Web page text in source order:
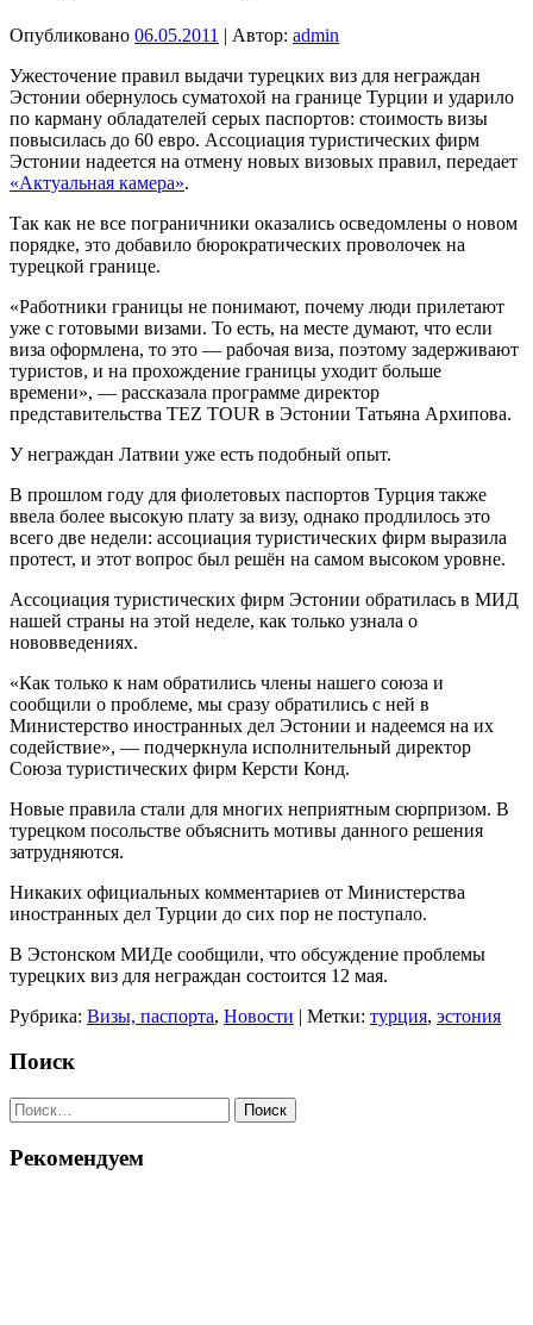
Опубликовано 06.05.2011 | Автор: admin
Ужесточение правил выдачи турецких виз для неграждан
Эстонии обернулось суматохой на границе Турции и ударило
по карману обладателей серых паспортов: стоимость визы
повысилась до 60 евро. Ассоциация туристических фирм
Эстонии надеется на отмену новых визовых правил, передает
«Актуальная камера».
Так как не все пограничники оказались осведомлены о новом
порядке, это добавило бюрократических проволочек на
турецкой границе.
«Работники границы не понимают, почему люди прилетают
уже с готовыми визами. То есть, на месте думают, что если
виза оформлена, то это — рабочая виза, поэтому задерживают
туристов, и на прохождение границы уходит больше
времени», — рассказала программе директор
представительства TEZ TOUR в Эстонии Татьяна Архипова.
У неграждан Латвии уже есть подобный опыт.
В прошлом году для фиолетовых паспортов Турция также
ввела более высокую плату за визу, однако продлилось это
всего две недели: ассоциация туристических фирм выразила
протест, и этот вопрос был решён на самом высоком уровне.
Ассоциация туристических фирм Эстонии обратилась в МИД
нашей страны на этой неделе, как только узнала о
нововведениях.
«Как только к нам обратились члены нашего союза и
сообщили о проблеме, мы сразу обратились с ней в
Министерство иностранных дел Эстонии и надеемся на их
содействие», — подчеркнула исполнительный директор
Союза туристических фирм Керсти Конд.
Новые правила стали для многих неприятным сюрпризом. В
турецком посольстве объяснить мотивы данного решения
затрудняются.
Никаких официальных комментариев от Министерства
иностранных дел Турции до сих пор не поступало.
В Эстонском МИДе сообщили, что обсуждение проблемы
турецких виз для неграждан состоится 12 мая.
Рубрика: Визы, паспорта, Новости | Метки: турция, эстония
Поиск
Найти:
Рекомендуем